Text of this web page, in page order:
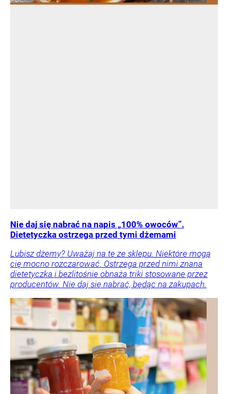
Nie daj się nabrać na napis „100% owoców”.
Dietetyczka ostrzega przed tymi dżemami
Lubisz dżemy? Uważaj na te ze sklepu. Niektóre mogą
cię mocno rozczarować. Ostrzega przed nimi znana
dietetyczka i bezlitośnie obnaża triki stosowane przez
producentów. Nie daj się nabrać, będąc na zakupach.